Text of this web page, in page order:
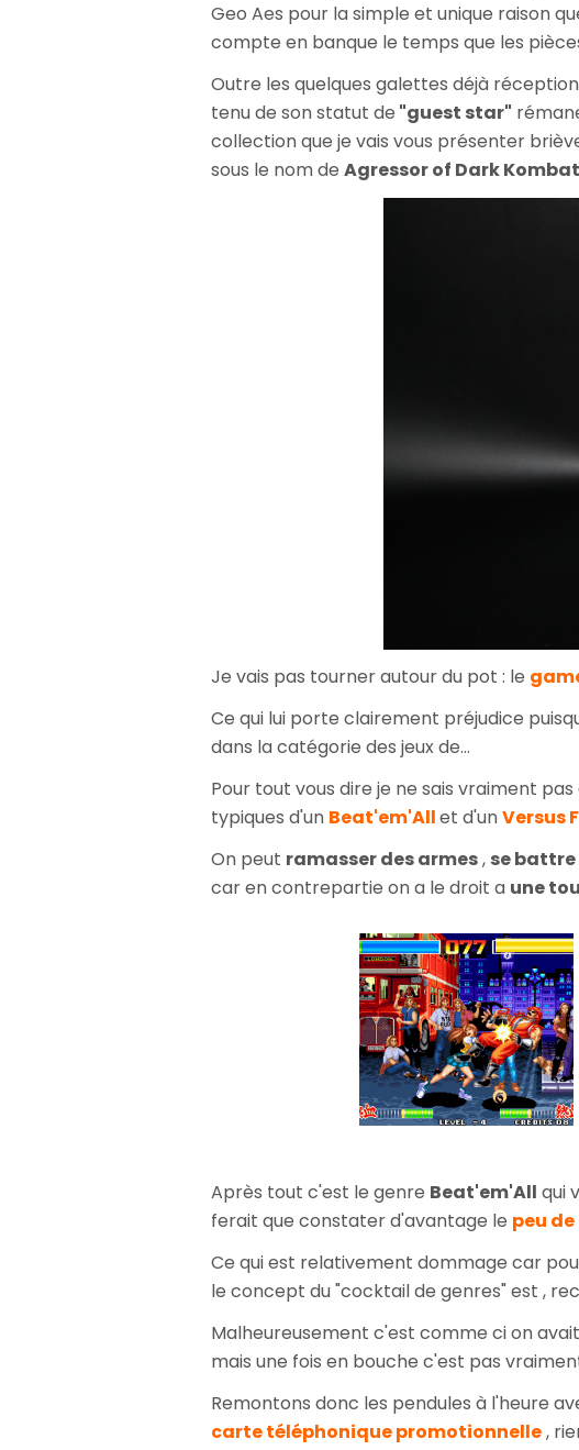
Geo Aes pour la simple et unique raison
compte en banque le temps que les
Outre les quelques galettes déjà
tenu de son statut de "guest star"
collection que je vais vous présenter
sous le nom de Agressor of Dark Kombat
Je vais pas tourner autour du pot : le
Ce qui lui porte clairement préjudice
dans la catégorie des jeux de...
Pour tout vous dire je ne sais vraiment
typiques d'un Beat'em'Allet d'unVersus
On peut ramasser des armes, se battre
car en contrepartie on a le droit a une
Après tout c'est le genre Beat'em'All qui
ferait que constater d'avantage le peu
Ce qui est relativement dommage car
le concept du "cocktail de genres" est ,
Malheureusement c'est comme ci on
mais une fois en bouche c'est pas
Remontons donc les pendules à l'heure
carte téléphonique promotionnelle,